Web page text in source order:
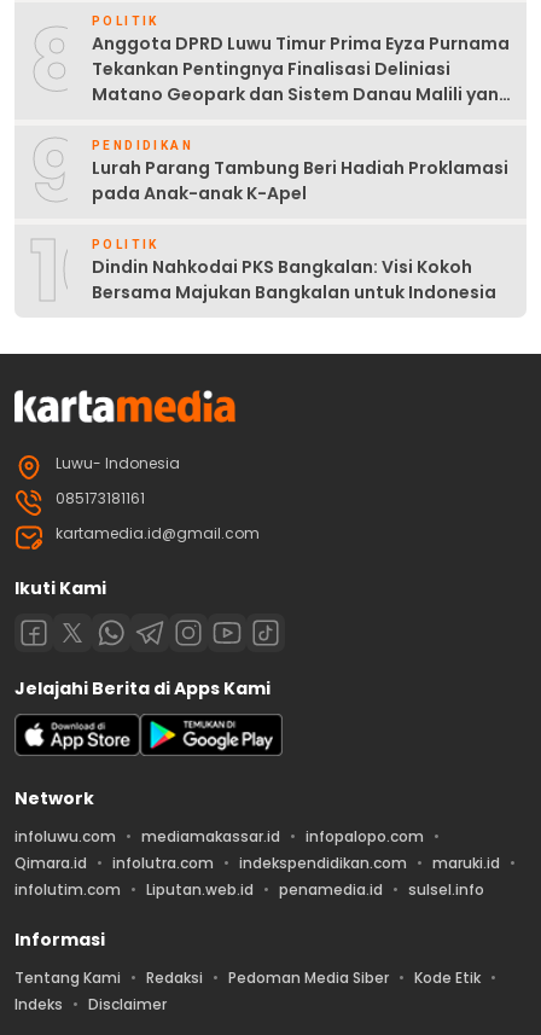
8 POLITIK
Anggota DPRD Luwu Timur Prima Eyza Purnama
Tekankan Pentingnya Finalisasi Deliniasi
Matano Geopark dan Sistem Danau Malili yang
9 PENDIDIKAN
Lurah Parang Tambung Beri Hadiah Proklamasi
pada Anak-anak K-Apel
10POLITIK
Dindin Nahkodai PKS Bangkalan: Visi Kokoh
Bersama Majukan Bangkalan untuk Indonesia
Luwu- Indonesia
085173181161
kartamedia.id@gmail.com
Ikuti Kami
Jelajahi Berita di Apps Kami
Network
infoluwu.com mediamakassar.id
infopalopo.com
Qimara.id
infolutra.com indekspendidikan.com
maruki.id
infolutim.com
Liputan.web.id penamedia.id sulsel.info
Informasi
Tentang Kami Redaksi Pedoman Media Siber
Kode Etik
Indeks
Disclaimer